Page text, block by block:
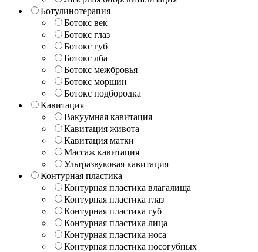
Ботулинотерапия
Ботокс век
Ботокс глаз
Ботокс губ
Ботокс лба
Ботокс межбровья
Ботокс морщин
Ботокс подбородка
Кавитация
Вакуумная кавитация
Кавитация живота
Кавитация матки
Массаж кавитация
Ультразвуковая кавитация
Контурная пластика
Контурная пластика влагалища
Контурная пластика глаз
Контурная пластика губ
Контурная пластика лица
Контурная пластика носа
Контурная пластика носогубных